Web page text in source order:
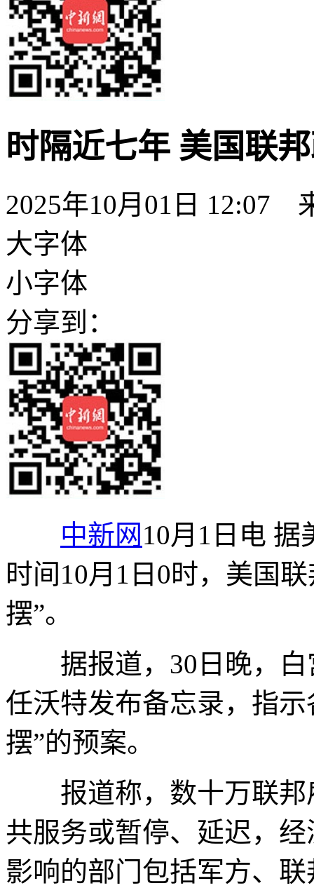
时隔近七年 美国联
2025年10月01日 12:07
大字体
小字体
分享到：
中新网 10月1日电
时间10月1日0时，美国
摆”。
据报道，30日晚，白
任沃特发布备忘录，指
摆”的预案。
报道称，数十万联邦
共服务或暂停、延迟，
影响的部门包括军方、